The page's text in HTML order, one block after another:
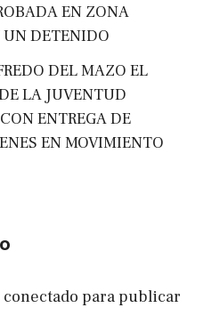
EN ZONA
UN DETENIDO
DEL MAZO EL
LA JUVENTUD
ENTREGA DE
EN MOVIMIENTO
conectado para publicar